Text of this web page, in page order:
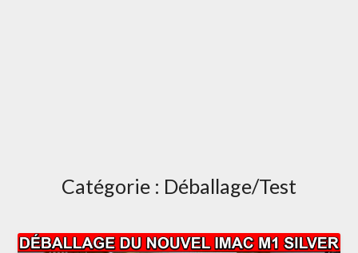
Catégorie : Déballage/Test